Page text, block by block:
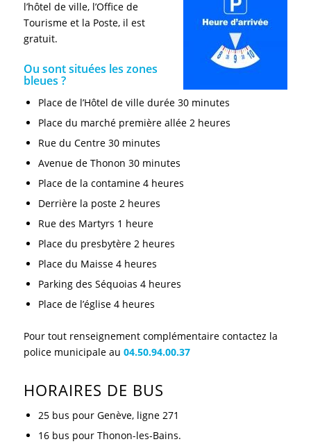
l’hôtel de ville, l’Office de
Tourisme et la Poste, il est
gratuit.
Ou sont situées les zones
bleues ?
Place de l’Hôtel de ville durée 30 minutes
Place du marché première allée 2 heures
Rue du Centre 30 minutes
Avenue de Thonon 30 minutes
Place de la contamine 4 heures
Derrière la poste 2 heures
Rue des Martyrs 1 heure
Place du presbytère 2 heures
Place du Maisse 4 heures
Parking des Séquoias 4 heures
Place de l’église 4 heures
Pour tout renseignement complémentaire contactez la
police municipale au 04.50.94.00.37
HORAIRES DE BUS
25 bus pour Genève, ligne 271
16 bus pour Thonon-les-Bains.